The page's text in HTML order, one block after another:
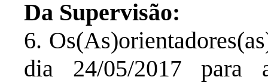
Da Supervisão:
6.
dia 24/05/2017 para